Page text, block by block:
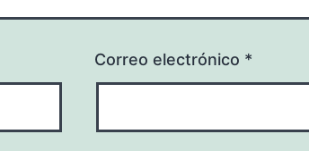
Correo electrónico *